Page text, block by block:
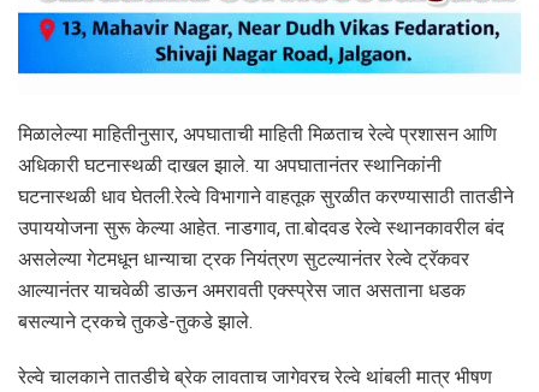
मिळालेल्या माहितीनुसार, अपघाताची माहिती मिळताच रेल्वे प्रशासन आणि
अधिकारी घटनास्थळी दाखल झाले. या अपघातानंतर स्थानिकांनी
घटनास्थळी धाव घेतली.रेल्वे विभागाने वाहतूक सुरळीत करण्यासाठी तातडीने
उपाययोजना सुरू केल्या आहेत. नाडगाव, ता.बोदवड रेल्वे स्थानकावरील बंद
असलेल्या गेटमधून धान्याचा ट्रक नियंत्रण सुटल्यानंतर रेल्वे ट्रॅकवर
आल्यानंतर याचवेळी डाऊन अमरावती एक्स्प्रेस जात असताना धडक
बसल्याने ट्रकचे तुकडे-तुकडे झाले.
रेल्वे चालकाने तातडीचे ब्रेक लावताच जागेवरच रेल्वे थांबली मात्र भीषण